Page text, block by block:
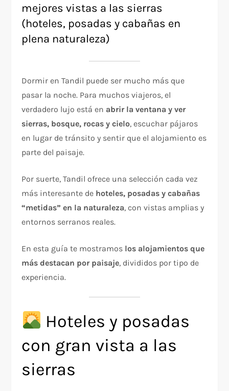
mejores vistas a las sierras
(hoteles, posadas y cabañas en
plena naturaleza)
Dormir en Tandil puede ser mucho más que
pasar la noche. Para muchos viajeros, el
verdadero lujo está en abrir la ventana y ver
sierras, bosque, rocas y cielo, escuchar pájaros
en lugar de tránsito y sentir que el alojamiento es
parte del paisaje.
Por suerte, Tandil ofrece una selección cada vez
más interesante de hoteles, posadas y cabañas
“metidas” en la naturaleza, con vistas amplias y
entornos serranos reales.
En esta guía te mostramos los alojamientos que
más destacan por paisaje, divididos por tipo de
experiencia.
Hoteles y posadas
con gran vista a las
sierras